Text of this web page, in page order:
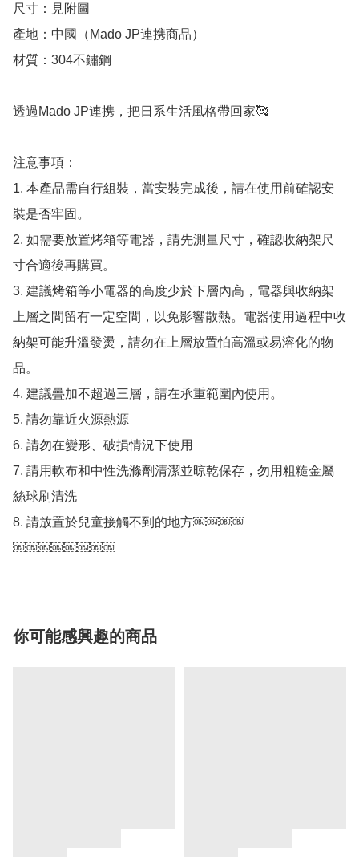
尺寸：見附圖
產地：中國（Mado JP連携商品）
材質：304不鏽鋼
透過Mado JP連携，把日系生活風格帶回家🥰
注意事項：
1. 本產品需自行組裝，當安裝完成後，請在使用前確認安
裝是否牢固。
2. 如需要放置烤箱等電器，請先測量尺寸，確認收納架尺
寸合適後再購買。
3. 建議烤箱等小電器的高度少於下層內高，電器與收納架
上層之間留有一定空間，以免影響散熱。電器使用過程中收
納架可能升溫發燙，請勿在上層放置怕高溫或易溶化的物
品。
4. 建議疊加不超過三層，請在承重範圍內使用。
5. 請勿靠近火源熱源
6. 請勿在變形、破損情況下使用
7. 請用軟布和中性洗滌劑清潔並晾乾保存，勿用粗糙金屬
絲球刷清洗
8. 請放置於兒童接觸不到的地方￼￼￼￼
￼￼￼￼￼￼￼￼
你可能感興趣的商品